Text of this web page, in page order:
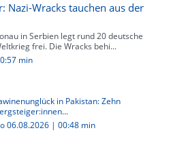
Nazi-Wracks tauchen aus der
in Serbien legt rund 20 deutsche
frei. Die Wracks behi...
min
in Pakistan: Zehn
06.08.2026 | 00:48 min